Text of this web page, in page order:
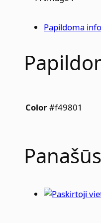
Papildoma
Color#f49801